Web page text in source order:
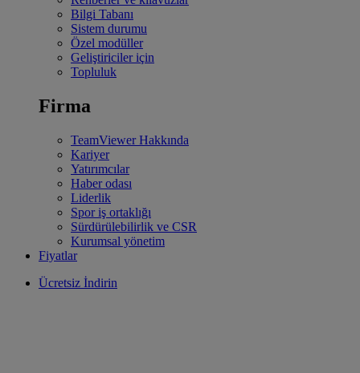
Bilgi Tabanı
Sistem durumu
Özel modüller
Geliştiriciler için
Topluluk
Firma
TeamViewer Hakkında
Kariyer
Yatırımcılar
Haber odası
Liderlik
Spor iş ortaklığı
Sürdürülebilirlik ve CSR
Kurumsal yönetim
Fiyatlar
Ücretsiz İndirin